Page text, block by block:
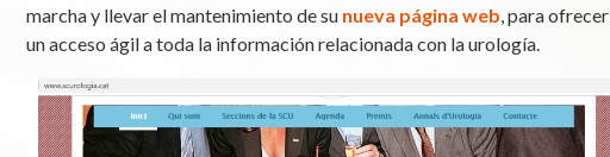
marcha y llevar el mantenimiento de su nueva página web, para ofrecer
un acceso ágil a toda la información relacionada con la urología.